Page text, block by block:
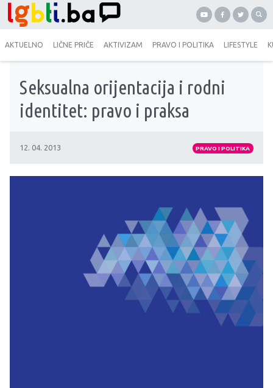
AKTUELNO LIČNE PRIČE AKTIVIZAM PRAVO I POLITIKA LIFESTYLE
Seksualna orijentacija i rodni
identitet: pravo i praksa
12. 04. 2013 PRAVO I POLITIKA